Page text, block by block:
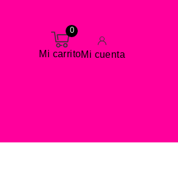
0
Mi carritoMi cuenta